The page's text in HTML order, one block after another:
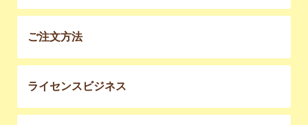
ご注文方法
ライセンスビジネス